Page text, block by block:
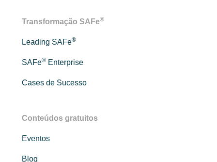
Transformação SAFe®
Leading SAFe®
SAFe® Enterprise
Cases de Sucesso
Conteúdos gratuitos
Eventos
Blog